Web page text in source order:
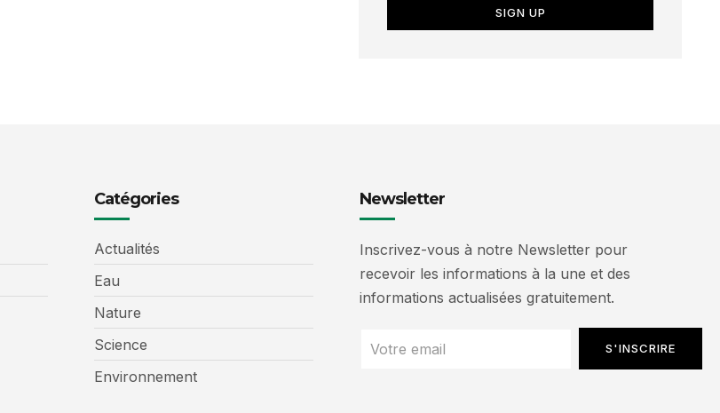
SIGN UP
Catégories
Actualités
Eau
Nature
Science
Environnement
Newsletter
Inscrivez-vous à notre Newsletter pour
recevoir les informations à la une et des
informations actualisées gratuitement.
S'INSCRIRE